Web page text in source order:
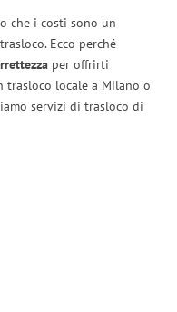
che i costi sono un
Ecco perché
per offrirti
trasloco locale a Milano o
servizi di trasloco di